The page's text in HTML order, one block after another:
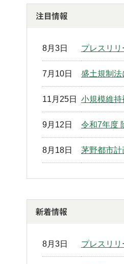
8月3日 プレスリリ
7月10日 盛土規制
11月25日 小規模維持
9月12日 令和7年度
8月18日 茅野都市計
8月3日 プレスリリ